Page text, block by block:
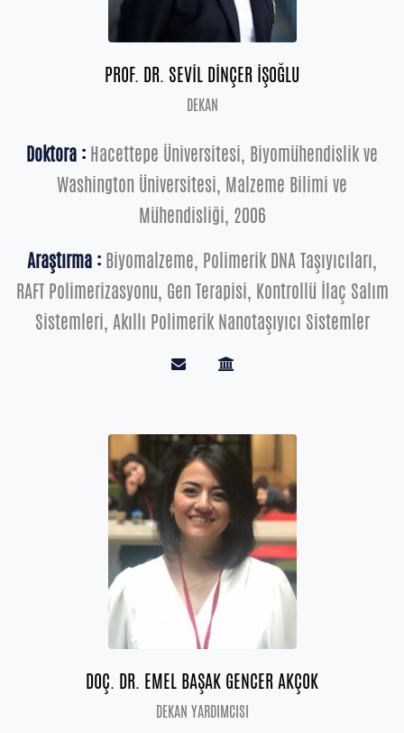
PROF. DR. SEVİL DİNÇER İŞOĞLU
DEKAN
Doktora : Hacettepe Üniversitesi, Biyomühendislik ve
Washington Üniversitesi, Malzeme Bilimi ve
Mühendisliği, 2006
Araştırma : Biyomalzeme, Polimerik DNA Taşıyıcıları,
RAFT Polimerizasyonu, Gen Terapisi, Kontrollü İlaç Salım
Sistemleri, Akıllı Polimerik Nanotaşıyıcı Sistemler
DOÇ. DR. EMEL BAŞAK GENCER AKÇOK
DEKAN YARDIMCISI